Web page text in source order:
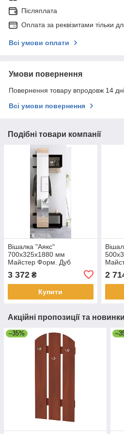
Післяплата
Оплата за реквізитами тільки
Всі умови оплати
Умови повернення
Повернення товару впродовж 14
Всі умови повернення
Подібні товари компанії
Вішалка "Аякс"
700x325x1880 мм
Майстер Форм. Дуб
(лівостороння)
3 372 ₴
Купити
2
Акційні пропозиції та новинки
–35%